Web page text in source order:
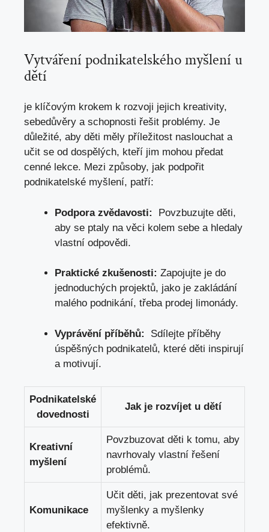
Vytváření podnikatelského myšlení u⁣
dětí
je klíčovým krokem⁢ k rozvoji‌ jejich kreativity,‌
sebedůvěry ​a schopnosti řešit‌ problémy. Je
důležité, aby⁤ děti měly příležitost naslouchat a
učit⁢ se od dospělých, kteří jim mohou‍ předat
cenné lekce. Mezi způsoby,‍ jak podpořit
podnikatelské myšlení,⁣ patří:
Podpora zvědavosti:
⁣ Povzbuzujte děti,
aby se ptaly na věci kolem⁣ sebe a hledaly
vlastní ​odpovědi.
Praktické zkušenosti: Zapojujte je do
jednoduchých⁣ projektů,​ jako​ je zakládání
malého podnikání, ⁣třeba prodej limonády.
Vyprávění příběhů:
‌ Sdílejte příběhy ​
úspěšných podnikatelů, které děti ⁢inspirují
a motivují.
Podnikatelské
dovednosti
Jak je rozvíjet u dětí
Kreativní
myšlení
Povzbuzovat děti k tomu, aby
navrhovaly vlastní řešení
problémů.
Komunikace
Učit děti, jak prezentovat své‌
myšlenky ​a myšlenky
efektivně.